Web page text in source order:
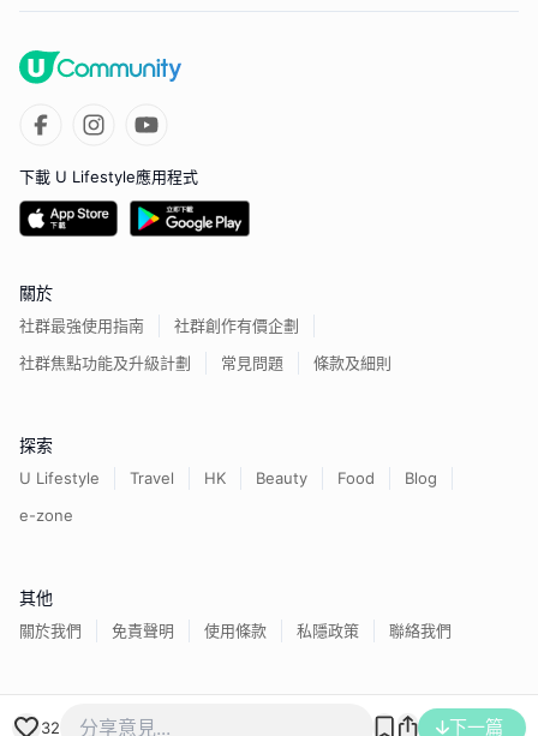
32 下一篇
下載 U Lifestyle應用程式
關於
社群最強使用指南
社群創作有價企劃
社群焦點功能及升級計劃
常見問題 條款及細則
探索
U Lifestyle Travel HK Beauty Food
Blog
e-zone
其他
關於我們 免責聲明 使用條款 私隱政策 聯絡我們
香港經濟日報版權所有©